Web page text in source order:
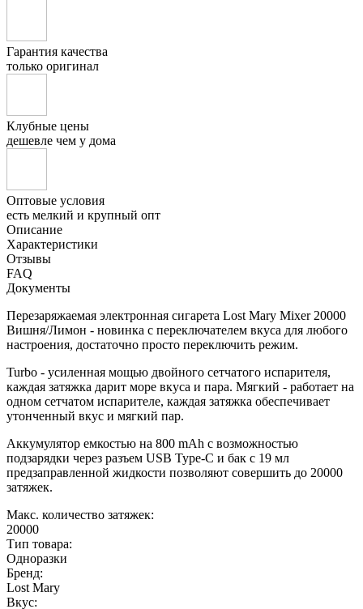
Гарантия качества
только оригинал
Клубные цены
дешевле чем у дома
Оптовые условия
есть мелкий и крупный опт
Описание
Характеристики
Отзывы
FAQ
Документы
Перезаряжаемая электронная сигарета Lost Mary Mixer 20000
Вишня/Лимон - новинка с переключателем вкуса для любого
настроения, достаточно просто переключить режим.
Turbo - усиленная мощью двойного сетчатого испарителя,
каждая затяжка дарит море вкуса и пара. Мягкий - работает на
одном сетчатом испарителе, каждая затяжка обеспечивает
утонченный вкус и мягкий пар.
Аккумулятор емкостью на 800 mAh с возможностью
подзарядки через разъем USB Type-C и бак с 19 мл
предзаправленной жидкости позволяют совершить до 20000
затяжек.
Макс. количество затяжек:
20000
Тип товара:
Одноразки
Бренд:
Lost Mary
Вкус: